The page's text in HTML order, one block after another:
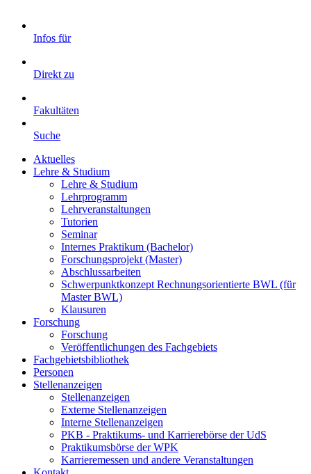
Infos für
Direkt zu
Fakultäten
Suche
Aktuelles
Lehre & Studium
Lehre & Studium
Lehrprogramm
Lehrveranstaltungen
Tutorien
Seminar
Internes Praktikum (Bachelor)
Forschungsprojekt (Master)
Abschlussarbeiten
Schwerpunktkonzept Rechnungsorientierte BWL (für
Master BWL)
Klausuren
Forschung
Forschung
Veröffentlichungen des Fachgebiets
Fachgebietsbibliothek
Personen
Stellenanzeigen
Stellenanzeigen
Externe Stellenanzeigen
Interne Stellenanzeigen
PKB - Praktikums- und Karrierebörse der UdS
Praktikumsbörse der WPK
Karrieremessen und andere Veranstaltungen